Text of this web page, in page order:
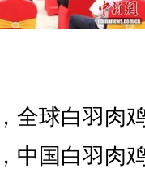
球白羽肉
中国白羽肉